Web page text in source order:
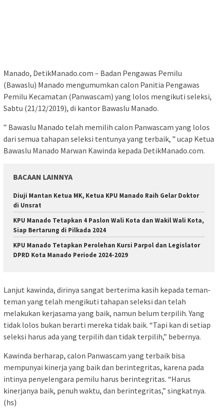
Manado, DetikManado.com – Badan Pengawas Pemilu
(Bawaslu) Manado mengumumkan calon Panitia Pengawas
Pemilu Kecamatan (Panwascam) yang lolos mengikuti seleksi,
Sabtu (21/12/2019), di kantor Bawaslu Manado.
” Bawaslu Manado telah memilih calon Panwascam yang lolos
dari semua tahapan seleksi tentunya yang terbaik, ” ucap Ketua
Bawaslu Manado Marwan Kawinda kepada DetikManado.com.
BACAAN LAINNYA
Diuji Mantan Ketua MK, Ketua KPU Manado Raih Gelar Doktor
di Unsrat
KPU Manado Tetapkan 4 Paslon Wali Kota dan Wakil Wali Kota,
Siap Bertarung di Pilkada 2024
KPU Manado Tetapkan Perolehan Kursi Parpol dan Legislator
DPRD Kota Manado Periode 2024-2029
Lanjut kawinda, dirinya sangat berterima kasih kepada teman-
teman yang telah mengikuti tahapan seleksi dan telah
melakukan kerjasama yang baik, namun belum terpilih. Yang
tidak lolos bukan berarti mereka tidak baik. “Tapi kan di setiap
seleksi harus ada yang terpilih dan tidak terpilih,” bebernya.
Kawinda berharap, calon Panwascam yang terbaik bisa
mempunyai kinerja yang baik dan berintegritas, karena pada
intinya penyelengara pemilu harus berintegritas. “Harus
kinerjanya baik, penuh waktu, dan berintegritas,” singkatnya.
(hs)